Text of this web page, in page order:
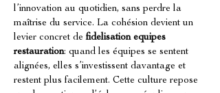
l’innovation au quotidien, sans perdre la
maîtrise du service. La cohésion devient un
levier concret de fidelisation equipes
restauration: quand les équipes se sentent
alignées, elles s’investissent davantage et
restent plus facilement. Cette culture repose